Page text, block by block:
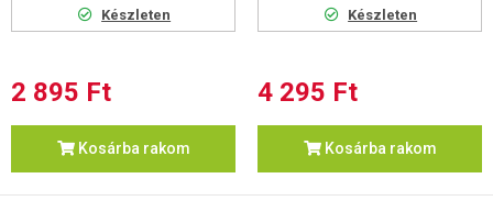
Készleten
2 895 Ft
Kosárba rakom
Készleten
4 295 Ft
Kosárba rakom